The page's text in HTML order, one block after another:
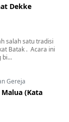
Dekke
salah satu tradisi
Batak . Acara ini
bi...
Gereja
(Kata